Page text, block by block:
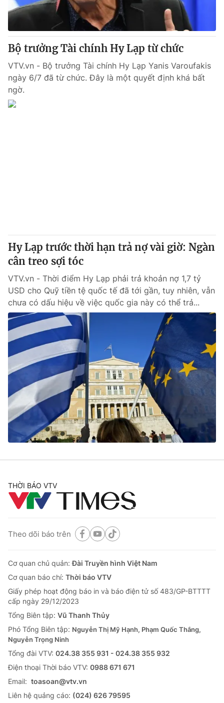
® Cấm sao chép dưới mọi hình thức nếu không có sự chấp
thuận bằng văn bản. Ghi rõ nguồn VTV.vn khi phát hành lại
thông tin từ website này.
Bộ trưởng Tài chính Hy Lạp từ chức
VTV.vn - Bộ trưởng Tài chính Hy Lạp Yanis Varoufakis
ngày 6/7 đã từ chức. Đây là một quyết định khá bất
ngờ.
Hy Lạp trước thời hạn trả nợ vài giờ: Ngàn
cân treo sợi tóc
VTV.vn - Thời điểm Hy Lạp phải trả khoản nợ 1,7 tỷ
USD cho Quỹ tiền tệ quốc tế đã tới gần, tuy nhiên, vẫn
chưa có dấu hiệu về việc quốc gia này có thể trả...
THỜI BÁO VTV
Theo dõi báo trên
Cơ quan chủ quản:Đài Truyền hình Việt Nam
Cơ quan báo chí: Thời báo VTV
Giấy phép hoạt động báo in và báo điện tử số 483/GP-BTTTT
cấp ngày 29/12/2023
Tổng Biên tập: Vũ Thanh Thủy
Phó Tổng Biên tập: Nguyễn Thị Mỹ Hạnh, Phạm Quốc Thắng,
Nguyễn Trọng Ninh
Tổng đài VTV: 024.38 355 931 - 024.38 355 932
Ðiện thoại Thời báo VTV: 0988 671 671
Email: toasoan@vtv.vn
Liên hệ quảng cáo: (024) 626 79595